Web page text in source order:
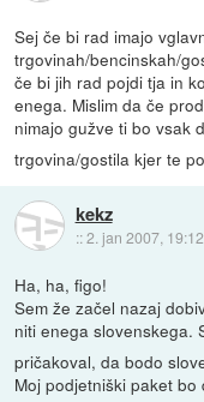
Sej če bi rad imajo
trgovinah/bencinskah/
če bi jih rad pojdi tja in
enega. Mislim da če
nimajo gužve ti bo vsak
trgovina/gostila kjer te
kekz
::2. jan 2007, 19:12
Ha, ha, figo!
Sem že začel nazaj
niti enega slovenskega.
pričakoval, da bodo
Moj podjetniški paket